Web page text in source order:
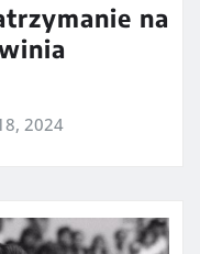
na
2024